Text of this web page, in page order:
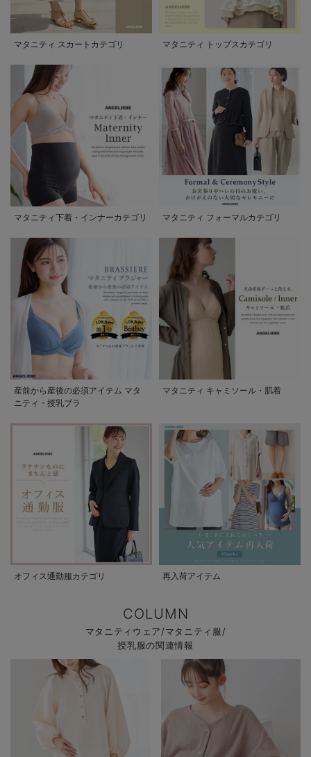
マタニティ スカートカテゴリ マタニティ トップスカテゴリ
マタニティ下着・インナーカテゴリ マタニティ フォーマルカテゴリ
産前から産後の必須アイテム マタ
ニティ・授乳ブラ
マタニティ キャミソール・肌着
オフィス通勤服カテゴリ 再入荷アイテム
COLUMN
マタニティウェア/マタニティ服/
授乳服の関連情報